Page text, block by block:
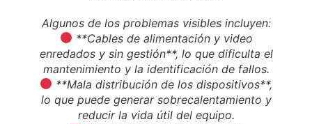
Algunos de los problemas visibles incluyen:
**Cables de alimentación y video
enredados y sin gestión**, lo que dificulta el
mantenimiento y la identificación de fallos.
**Mala distribución de los dispositivos**,
lo que puede generar sobrecalentamiento y
reducir la vida útil del equipo.